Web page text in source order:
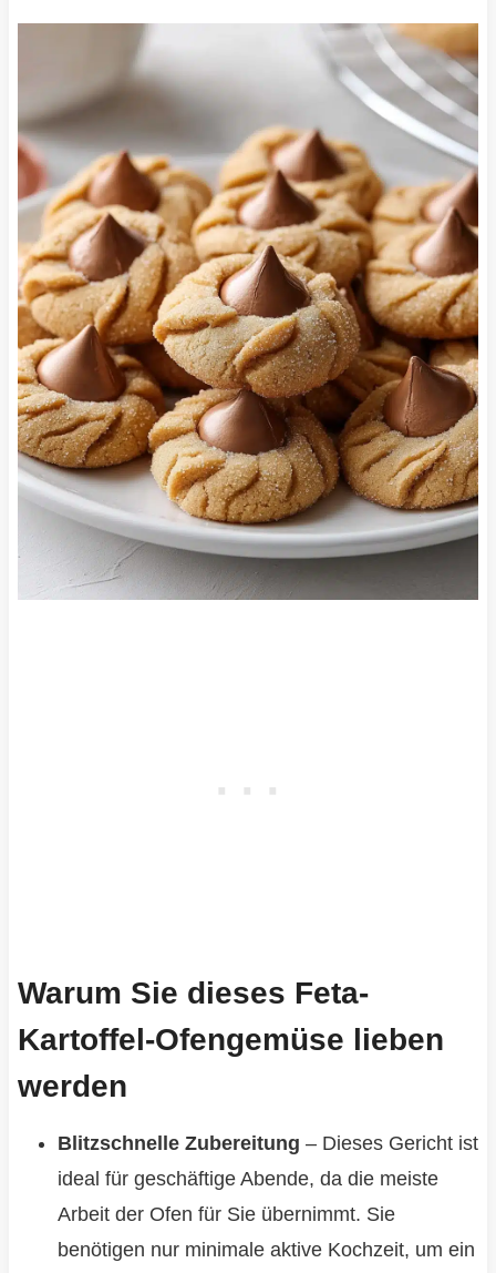
Warum Sie dieses Feta-
Kartoffel-Ofengemüse lieben
werden
Blitzschnelle Zubereitung – Dieses Gericht ist
ideal für geschäftige Abende, da die meiste
Arbeit der Ofen für Sie übernimmt. Sie
benötigen nur minimale aktive Kochzeit, um ein